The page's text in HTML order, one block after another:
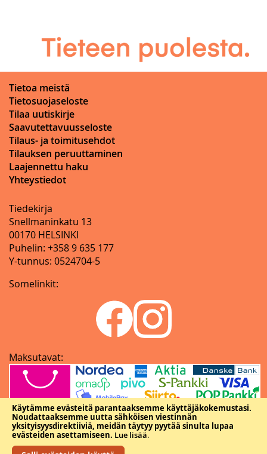
Käytämme evästeitä parantaaksemme käyttäjäkokemustasi.
Noudattaaksemme uutta sähköisen viestinnän
yksityisyysdirektiiviä, meidän täytyy pyytää sinulta lupaa
evästeiden asettamiseen. Lue lisää.
Tietoa meistä
Tietosuojaseloste
Tilaa uutiskirje
Saavutettavuusseloste
Tilaus- ja toimitusehdot
Tilauksen peruuttaminen
Laajennettu haku
Yhteystiedot
Tiedekirja
Snellmaninkatu 13
00170 HELSINKI
Puhelin: +358 9 635 177
Y-tunnus: 0524704-5
Somelinkit:
Maksutavat: